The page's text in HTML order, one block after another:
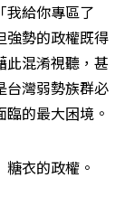
我給你專區了
強勢的政權既得
此混淆視聽，甚
台灣弱勢族群必
的最大困境。
衣的政權。